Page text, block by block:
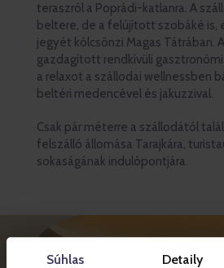
Súhlas Detaily
teraszról a Poprádi-katlanra. A
beltere, de a felújított szobáké is,
jegyét kölcsönzi Magas Tátrában.
gazdagított rendkívüli
a relaxot a szállodai wellnessben
beltéri medencével és jakuzzival.
Csak pár méterre a szállodától
felszálló állomása Tarajkára,
sokaságának indulópontjára.